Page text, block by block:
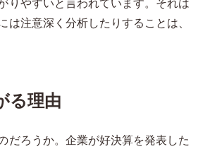
りやすいと言われています。それは
注意深く分析したりすることは、
る理由
だろうか。企業が好決算を発表した